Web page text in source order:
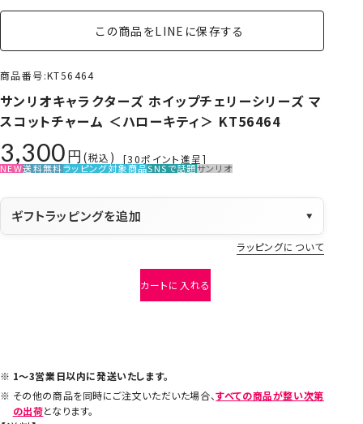
この商品をLINEに保存する
商品番号 KT56464
サンリオキャラクターズ ホイップチェリーシリーズ マ
スコットチャーム ＜ハローキティ＞ KT56464
3,300 税込 [30ポイント進呈]
NEW送料無料ラッピング対象商品SNSで話題サンリオ
ギフトラッピングを追加 ▼
ラッピングについて
カートに入れる
1～3営業日以内に発送いたします。
その他の商品を同時にご注文いただいた場合、すべての商品が整い次第
の出荷となります。